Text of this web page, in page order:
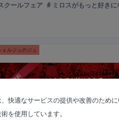
クールフェア ミロスがもっと好きに
ェルジュのジュ
快適なサービスの提供や改善のために
を使用しています。